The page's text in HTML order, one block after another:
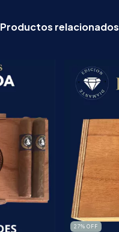
Productos relacionados
27% OFF